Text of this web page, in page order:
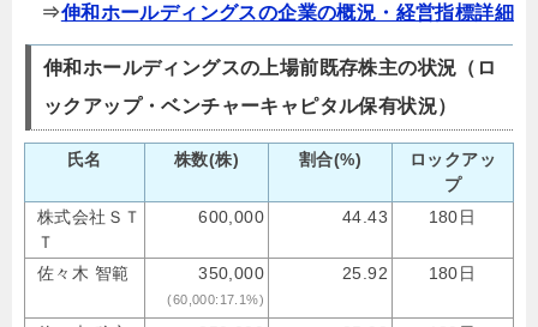
⇒伸和ホールディングスの企業の概況・経営指標詳細
伸和ホールディングスの上場前既存株主の状況（ロ
ックアップ・ベンチャーキャピタル保有状況）
氏名 株数(株) 割合(%)
ロックアッ
プ
株式会社ＳＴ
Ｔ
600,000 44.43 180日
佐々木 智範 350,000
(60,000:17.1%)
25.92 180日